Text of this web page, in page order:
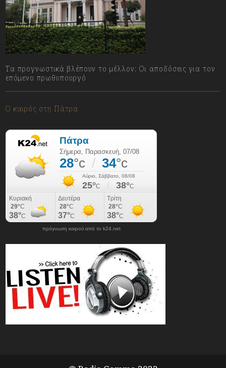
Τα προγνωστικά βλέπουν το μέλλον: Οι αποδόσεις για τον
επόμενο πρωθυπουργό
Ο καιρός στη Πάτρα
πρόγνωση καιρού από το k24.net